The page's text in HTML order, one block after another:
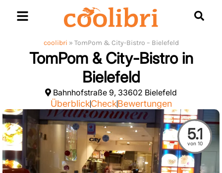
coolibri » TomPom & City-Bistro – Bielefeld
TomPom & City-Bistro in
Bielefeld
Bahnhofstraße 9, 33602 Bielefeld
ÜberblickCheckBewertungen
5.1
von 10